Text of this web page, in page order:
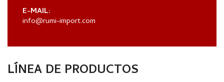
E-MAIL:
info@rumi-import.com
LÍNEA DE PRODUCTOS